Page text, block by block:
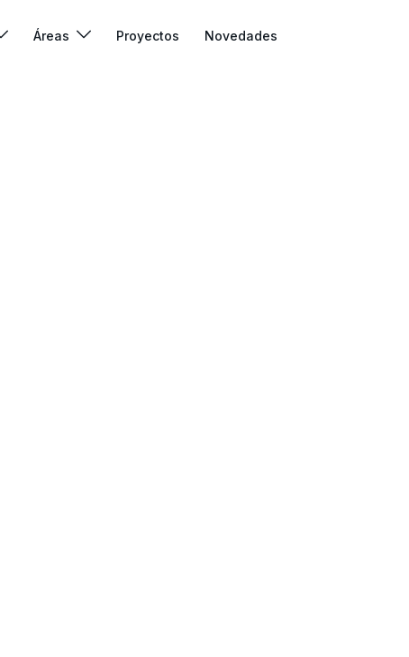
Áreas Proyectos Novedades